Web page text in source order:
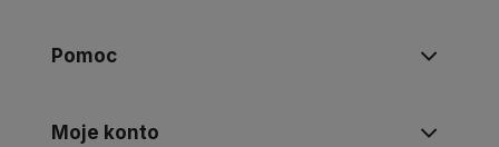
Pomoc
Moje konto